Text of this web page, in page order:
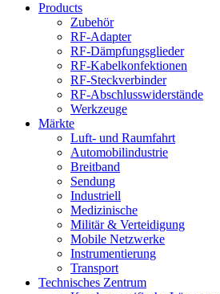
Products
Zubehör
RF-Adapter
RF-Dämpfungsglieder
RF-Kabelkonfektionen
RF-Steckverbinder
RF-Abschlusswiderstände
Werkzeuge
Märkte
Luft- und Raumfahrt
Automobilindustrie
Breitband
Sendung
Industriell
Medizinische
Militär & Verteidigung
Mobile Netzwerke
Instrumentierung
Transport
Technisches Zentrum